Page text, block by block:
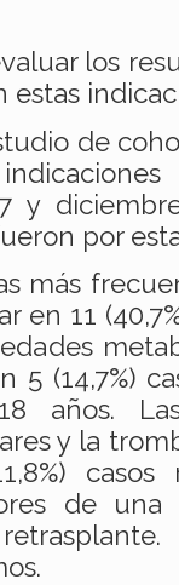
los
de
y
por
más
en 11
5 (14,7%)
años.
y la
casos
de una